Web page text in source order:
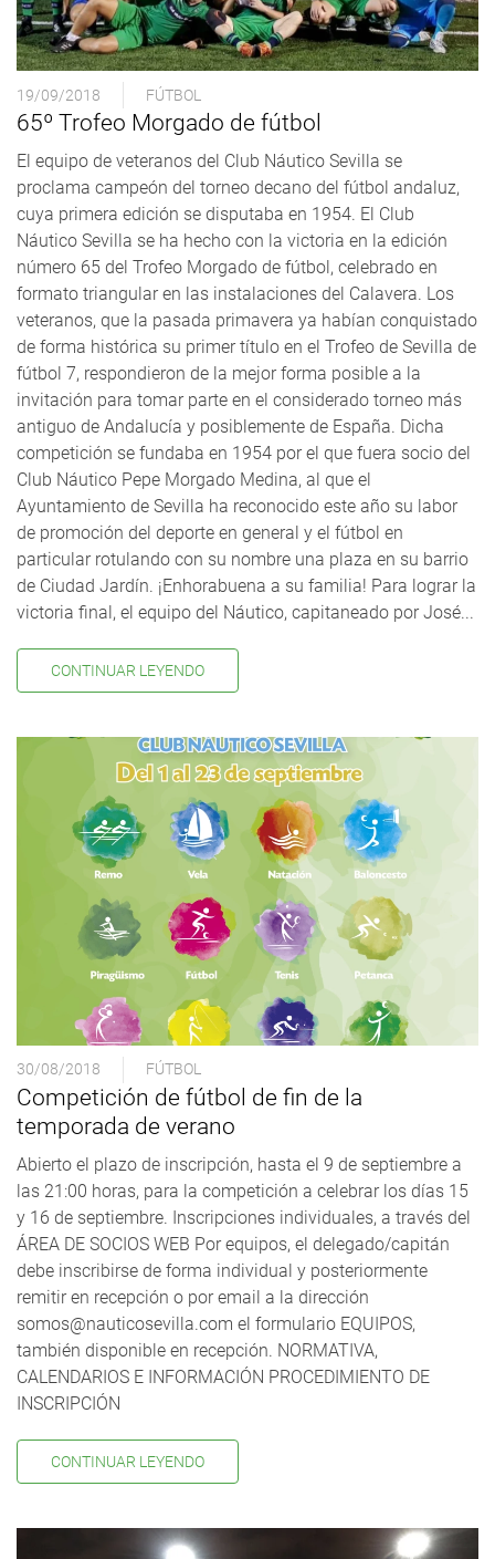
19/09/2018 FÚTBOL
65º Trofeo Morgado de fútbol
El equipo de veteranos del Club Náutico Sevilla se
proclama campeón del torneo decano del fútbol andaluz,
cuya primera edición se disputaba en 1954. El Club
Náutico Sevilla se ha hecho con la victoria en la edición
número 65 del Trofeo Morgado de fútbol, celebrado en
formato triangular en las instalaciones del Calavera. Los
veteranos, que la pasada primavera ya habían conquistado
de forma histórica su primer título en el Trofeo de Sevilla de
fútbol 7, respondieron de la mejor forma posible a la
invitación para tomar parte en el considerado torneo más
antiguo de Andalucía y posiblemente de España. Dicha
competición se fundaba en 1954 por el que fuera socio del
Club Náutico Pepe Morgado Medina, al que el
Ayuntamiento de Sevilla ha reconocido este año su labor
de promoción del deporte en general y el fútbol en
particular rotulando con su nombre una plaza en su barrio
de Ciudad Jardín. ¡Enhorabuena a su familia! Para lograr la
victoria final, el equipo del Náutico, capitaneado por José...
CONTINUAR LEYENDO
30/08/2018 FÚTBOL
Competición de fútbol de fin de la
temporada de verano
Abierto el plazo de inscripción, hasta el 9 de septiembre a
las 21:00 horas, para la competición a celebrar los días 15
y 16 de septiembre. Inscripciones individuales, a través del
ÁREA DE SOCIOS WEB Por equipos, el delegado/capitán
debe inscribirse de forma individual y posteriormente
remitir en recepción o por email a la dirección
somos@nauticosevilla.com el formulario EQUIPOS,
también disponible en recepción. NORMATIVA,
CALENDARIOS E INFORMACIÓN PROCEDIMIENTO DE
INSCRIPCIÓN
CONTINUAR LEYENDO